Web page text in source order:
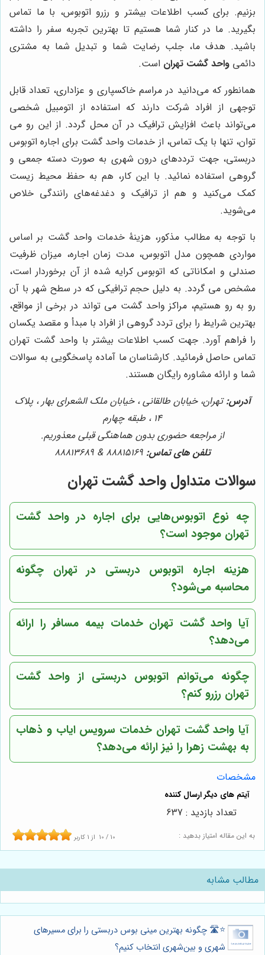
بزنیم. برای کسب اطلاعات بیشتر و رزرو اتوبوس، با ما تماس
بگیرید. ما در کنار شما هستیم تا بهترین تجربه سفر را داشته
باشید. هدف ما، جلب رضایت شما و تبدیل شما به مشتری
دائمی واحد گشت تهران است.
همانطور که می‌دانید در مراسم خاکسپاری و عزاداری، تعداد قابل
توجهی از افراد شرکت دارند که استفاده از اتومبیل شخصی
می‌تواند باعث افزایش ترافیک در آن محل گردد. از این رو می
توان، تنها با یک تماس، از خدمات واحد گشت برای اجاره اتوبوس
دربستی، جهت ترددهای درون شهری به صورت دسته جمعی و
گروهی استفاده نمائید. با این کار، هم به حفظ محیط زیست
کمک می‌کنید و هم از ترافیک و دغدغه‌های رانندگی خلاص
می‌شوید.
با توجه به مطالب مذکور، هزینۀ خدمات واحد گشت بر اساس
مواردی همچون مدل اتوبوس، مدت زمان اجاره، میزان ظرفیت
صندلی و امکاناتی که اتوبوس کرایه شده از آن برخوردار است،
مشخص می گردد. به دلیل حجم ترافیکی که در سطح شهر با آن
رو به رو هستیم، مراکز واحد گشت می تواند در برخی از مواقع،
بهترین شرایط را برای تردد گروهی از افراد با مبدأ و مقصد یکسان
را فراهم آورد. جهت کسب اطلاعات بیشتر با واحد گشت تهران
تماس حاصل فرمائید. کارشناسان ما آماده پاسخگویی به سوالات
شما و ارائه مشاوره رایگان هستند.
آدرس:تهران، خیابان طالقانی ، خیابان ملک الشعرای بهار ، پلاک
14 ، طبقه چهارم
از مراجعه حضوری بدون هماهنگی قبلی معذوریم.
تلفن های تماس:
سوالات متداول واحد گشت تهران
چه نوع اتوبوس‌هایی برای اجاره در واحد گشت
تهران موجود است؟
هزینه اجاره اتوبوس دربستی در تهران چگونه
محاسبه می‌شود؟
آیا واحد گشت تهران خدمات بیمه مسافر را ارائه
می‌دهد؟
چگونه می‌توانم اتوبوس دربستی از واحد گشت
تهران رزرو کنم؟
آیا واحد گشت تهران خدمات سرویس ایاب و ذهاب
به بهشت زهرا را نیز ارائه می‌دهد؟
مشخصات
به این مقاله امتیاز بدهید : 10 / 10 از 1 کاربر
تعداد بازدید : 637
مطالب مشابه
⭐️🛣️ چگونه بهترین مینی بوس دربستی را برای مسیرهای
شهری و بین‌شهری انتخاب کنیم؟